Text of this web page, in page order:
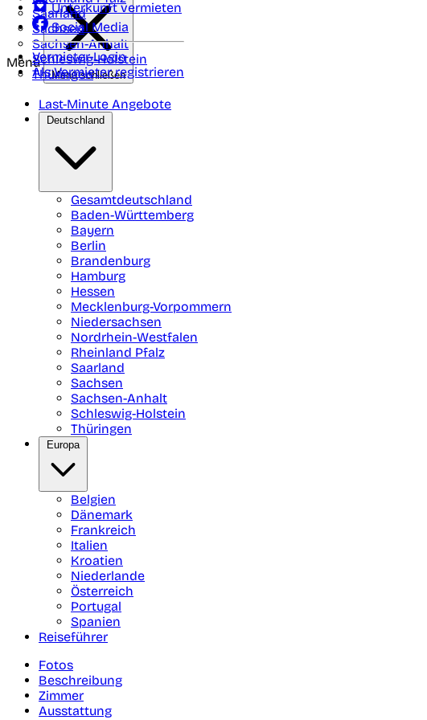
Saarland
Sachsen
Sachsen-Anhalt
Schleswig-Holstein
Thüringen
Unterkunft vermieten
Social Media
Vermieter-Login
Als Vermieter registrieren
Menü
Menü schließen
Last-Minute Angebote
Deutschland
Gesamtdeutschland
Baden-Württemberg
Bayern
Berlin
Brandenburg
Hamburg
Hessen
Mecklenburg-Vorpommern
Niedersachsen
Nordrhein-Westfalen
Rheinland Pfalz
Saarland
Sachsen
Sachsen-Anhalt
Schleswig-Holstein
Thüringen
Europa
Belgien
Dänemark
Frankreich
Italien
Kroatien
Niederlande
Österreich
Portugal
Spanien
Reiseführer
Fotos
Beschreibung
Zimmer
Ausstattung